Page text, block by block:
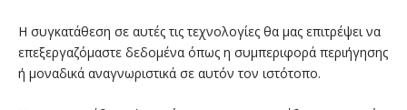
Η συγκατάθεση σε αυτές τις τεχνολογίες θα μας επιτρέψει να
επεξεργαζόμαστε δεδομένα όπως η συμπεριφορά περιήγησης
ή μοναδικά αναγνωριστικά σε αυτόν τον ιστότοπο.